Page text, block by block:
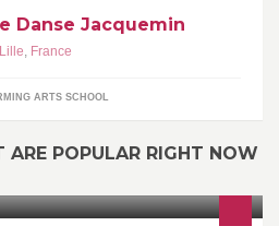
Danse Jacquemin
Lille, France
ARTS SCHOOL
ARE POPULAR RIGHT NOW